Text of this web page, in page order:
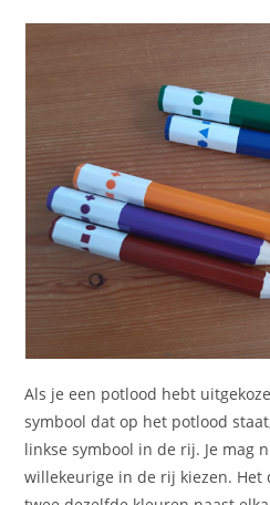
Als je een potlood hebt
symbool dat op het potlood
linkse symbool in de rij. Je mag
willekeurige in de rij kiezen.